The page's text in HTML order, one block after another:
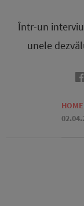
Într-un
unele